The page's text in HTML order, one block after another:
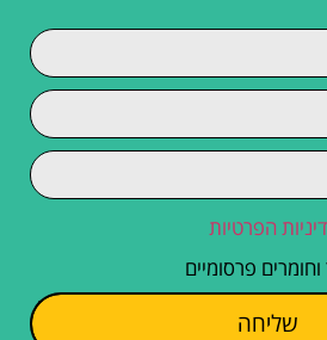
הפרטיות
פרסומיים
שליחה